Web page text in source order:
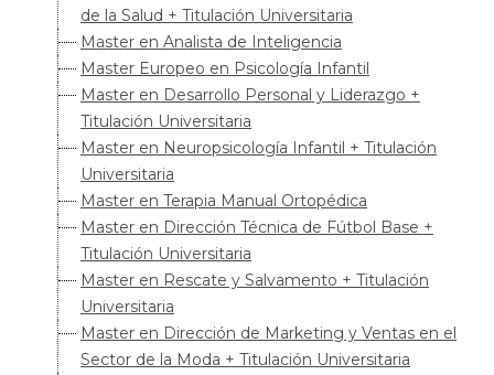
de la Salud + Titulación Universitaria
Master en Analista de Inteligencia
Master Europeo en Psicología Infantil
Master en Desarrollo Personal y Liderazgo +
Titulación Universitaria
Master en Neuropsicología Infantil + Titulación
Universitaria
Master en Terapia Manual Ortopédica
Master en Dirección Técnica de Fútbol Base +
Titulación Universitaria
Master en Rescate y Salvamento + Titulación
Universitaria
Master en Dirección de Marketing y Ventas en el
Sector de la Moda + Titulación Universitaria